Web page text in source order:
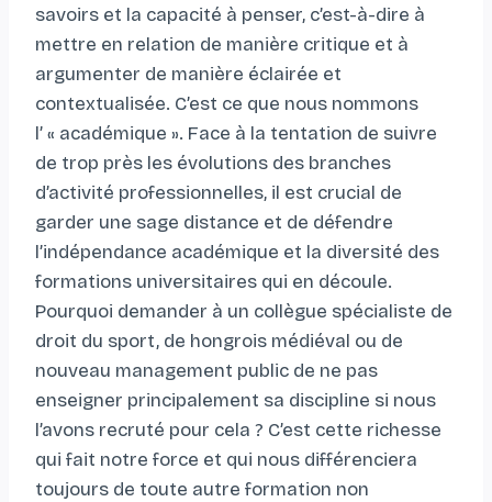
savoirs et la capacité à penser, c’est-à-dire à
mettre en relation de manière critique et à
argumenter de manière éclairée et
contextualisée. C’est ce que nous nommons
l’ « académique ». Face à la tentation de suivre
de trop près les évolutions des branches
d’activité professionnelles, il est crucial de
garder une sage distance et de défendre
l’indépendance académique et la diversité des
formations universitaires qui en découle.
Pourquoi demander à un collègue spécialiste de
droit du sport, de hongrois médiéval ou de
nouveau management public de ne pas
enseigner principalement sa discipline si nous
l’avons recruté pour cela ? C’est cette richesse
qui fait notre force et qui nous différenciera
toujours de toute autre formation non